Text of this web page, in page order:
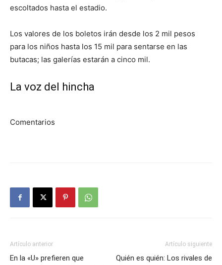
escoltados hasta el estadio.
Los valores de los boletos irán desde los 2 mil pesos
para los niños hasta los 15 mil para sentarse en las
butacas; las galerías estarán a cinco mil.
La voz del hincha
Comentarios
Artículo anterior
En la «U» prefieren que
Artículo siguiente
Quién es quién: Los rivales de